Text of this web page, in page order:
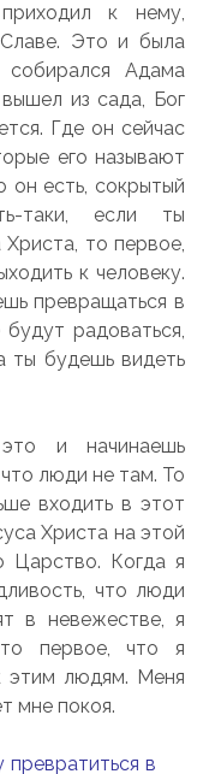
к нему,
Это и была
Адама
из сада, Бог
Где он сейчас
его называют
он есть, сокрытый
таки, если ты
то первое,
к человеку.
превращаться в
радоваться,
ты будешь видеть
и начинаешь
люди не там. То
входить в этот
Христа на этой
Царство. Когда я
что люди
в невежестве, я
первое, что я
этим людям. Меня
мне покоя.
превратиться в